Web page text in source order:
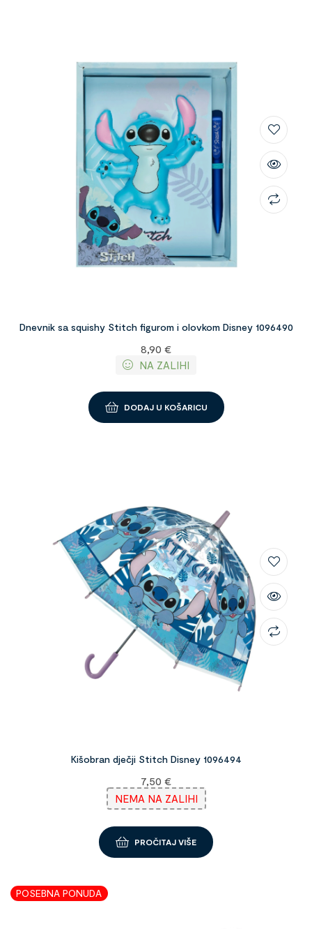
Dnevnik sa squishy Stitch figurom i olovkom Disney 1096490
8,90 €
NA ZALIHI
DODAJ U KOŠARICU
Kišobran dječji Stitch Disney 1096494
7,50 €
NEMA NA ZALIHI
PROČITAJ VIŠE
POSEBNA PONUDA